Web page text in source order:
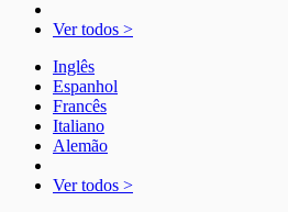
Ver todos >
Inglês
Espanhol
Francês
Italiano
Alemão
Ver todos >